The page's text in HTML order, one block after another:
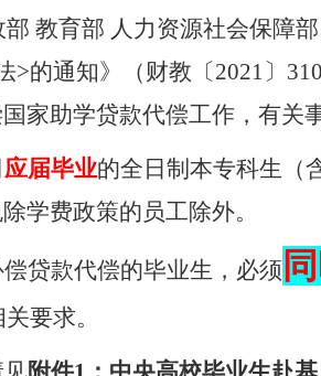
教育部 人力资源社会保障
>的通知》（财教〔2021〕 310
家助学贷款代偿工作，有关
应届毕业的全日制本专科生（
学费政策的员工除外。
贷款代偿的毕业生，必须
要求。